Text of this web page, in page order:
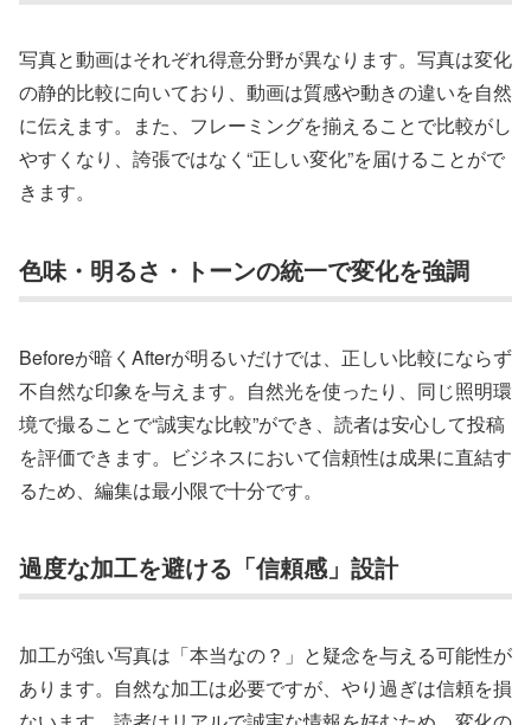
写真と動画はそれぞれ得意分野が異なります。写真は変化
の静的比較に向いており、動画は質感や動きの違いを自然
に伝えます。また、フレーミングを揃えることで比較がし
やすくなり、誇張ではなく“正しい変化”を届けることがで
きます。
色味・明るさ・トーンの統一で変化を強調
Beforeが暗くAfterが明るいだけでは、正しい比較にならず
不自然な印象を与えます。自然光を使ったり、同じ照明環
境で撮ることで“誠実な比較”ができ、読者は安心して投稿
を評価できます。ビジネスにおいて信頼性は成果に直結す
るため、編集は最小限で十分です。
過度な加工を避ける「信頼感」設計
加工が強い写真は「本当なの？」と疑念を与える可能性が
あります。自然な加工は必要ですが、やり過ぎは信頼を損